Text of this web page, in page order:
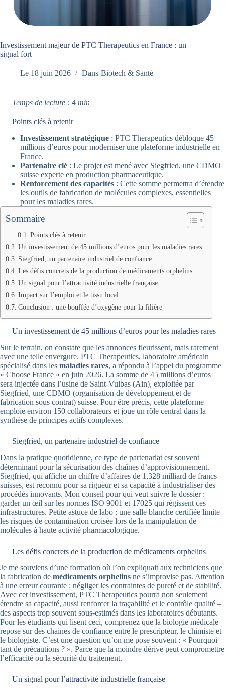
Investissement majeur de PTC Therapeutics en France : un
signal fort
Le 18 juin 2026 Dans Biotech & Santé
Temps de lecture : 4 min
Points clés à retenir
Investissement stratégique : PTC Therapeutics débloque 45
millions d’euros pour moderniser une plateforme industrielle en
France.
Partenaire clé : Le projet est mené avec Siegfried, une CDMO
suisse experte en production pharmaceutique.
Renforcement des capacités : Cette somme permettra d’étendre
les outils de fabrication de molécules complexes, essentielles
pour les maladies rares.
Sommaire
Points clés à retenir
Un investissement de 45 millions d’euros pour les maladies rares
Siegfried, un partenaire industriel de confiance
Les défis concrets de la production de médicaments orphelins
Un signal pour l’attractivité industrielle française
Impact sur l’emploi et le tissu local
Conclusion : une bouffée d’oxygène pour la filière
Un investissement de 45 millions d’euros pour les maladies rares
Sur le terrain, on constate que les annonces fleurissent, mais rarement
avec une telle envergure. PTC Therapeutics, laboratoire américain
spécialisé dans les maladies rares, a répondu à l’appel du programme
« Choose France » en juin 2026. La somme de 45 millions d’euros
sera injectée dans l’usine de Saint-Vulbas (Ain), exploitée par
Siegfried, une CDMO (organisation de développement et de
fabrication sous contrat) suisse. Pour être précis, cette plateforme
emploie environ 150 collaborateurs et joue un rôle central dans la
synthèse de principes actifs complexes.
Siegfried, un partenaire industriel de confiance
Dans la pratique quotidienne, ce type de partenariat est souvent
déterminant pour la sécurisation des chaînes d’approvisionnement.
Siegfried, qui affiche un chiffre d’affaires de 1,328 milliard de francs
suisses, est reconnu pour sa rigueur et sa capacité à industrialiser des
procédés innovants. Mon conseil pour qui veut suivre le dossier :
garder un œil sur les normes ISO 9001 et 17025 qui régissent ces
infrastructures. Petite astuce de labo : une salle blanche certifiée limite
les risques de contamination croisée lors de la manipulation de
molécules à haute activité pharmacologique.
Les défis concrets de la production de médicaments orphelins
Je me souviens d’une formation où l’on expliquait aux techniciens que
la fabrication de médicaments orphelins ne s’improvise pas. Attention
à une erreur courante : négliger les contraintes de pureté et de stabilité.
Avec cet investissement, PTC Therapeutics pourra non seulement
étendre sa capacité, aussi renforcer la traçabilité et le contrôle qualité –
des aspects trop souvent sous-estimés dans les laboratoires débutants.
Pour les étudiants qui lisent ceci, comprenez que la biologie médicale
repose sur des chaines de confiance entre le prescripteur, le chimiste et
le biologiste. C’est une question qu’on me pose souvent : « Pourquoi
tant de précautions ? ». Parce que la moindre dérive peut compromettre
l’efficacité ou la sécurité du traitement.
Un signal pour l’attractivité industrielle française